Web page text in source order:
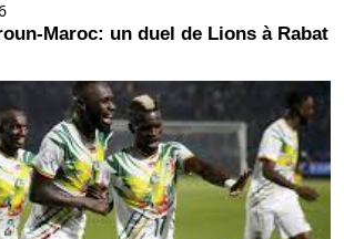
Maroc: un duel de Lions à Rabat